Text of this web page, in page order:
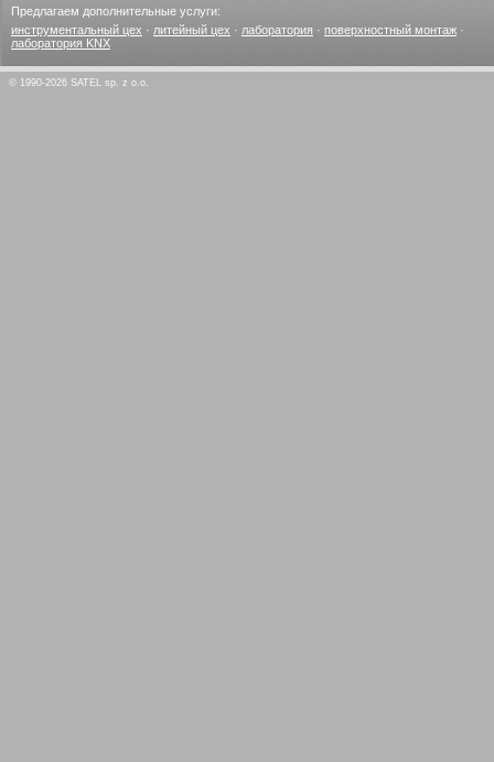
Предлагаем дополнительные услуги:
инструментальный цех · литейный цех · лаборатория · поверхностный монтаж ·
лаборатория KNX
© 1990-2026 SATEL sp. z o.o.